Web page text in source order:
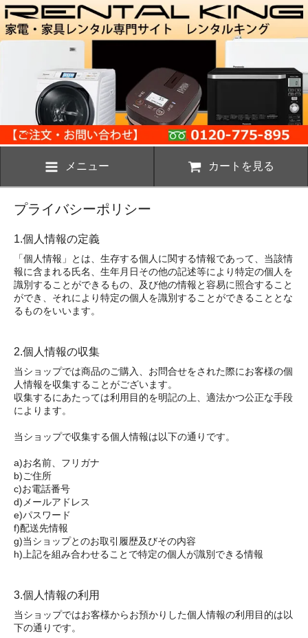
メニュー カートを見る
プライバシーポリシー
1.個人情報の定義
「個人情報」とは、生存する個人に関する情報であって、当該情
報に含まれる氏名、生年月日その他の記述等により特定の個人を
識別することができるもの、及び他の情報と容易に照合すること
ができ、それにより特定の個人を識別することができることとな
るものをいいます。
2.個人情報の収集
当ショップでは商品のご購入、お問合せをされた際にお客様の個
人情報を収集することがございます。
収集するにあたっては利用目的を明記の上、適法かつ公正な手段
によります。
当ショップで収集する個人情報は以下の通りです。
a)お名前、フリガナ
b)ご住所
c)お電話番号
d)メールアドレス
e)パスワード
f)配送先情報
g)当ショップとのお取引履歴及びその内容
h)上記を組み合わせることで特定の個人が識別できる情報
3.個人情報の利用
当ショップではお客様からお預かりした個人情報の利用目的は以
下の通りです。